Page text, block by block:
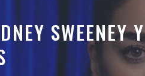
SWEENEY Y